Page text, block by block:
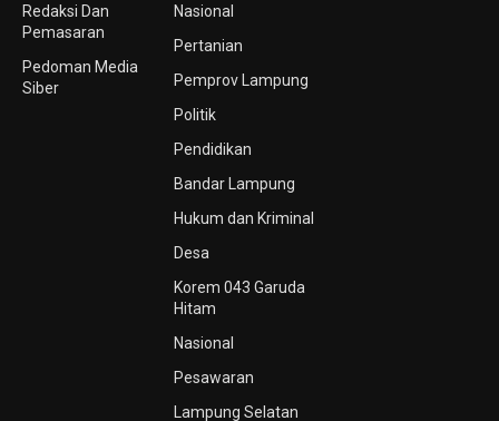
Redaksi Dan
Pemasaran
Pedoman Media
Siber
Nasional
Pertanian
Pemprov Lampung
Politik
Pendidikan
Bandar Lampung
Hukum dan Kriminal
Desa
Korem 043 Garuda
Hitam
Nasional
Pesawaran
Lampung Selatan